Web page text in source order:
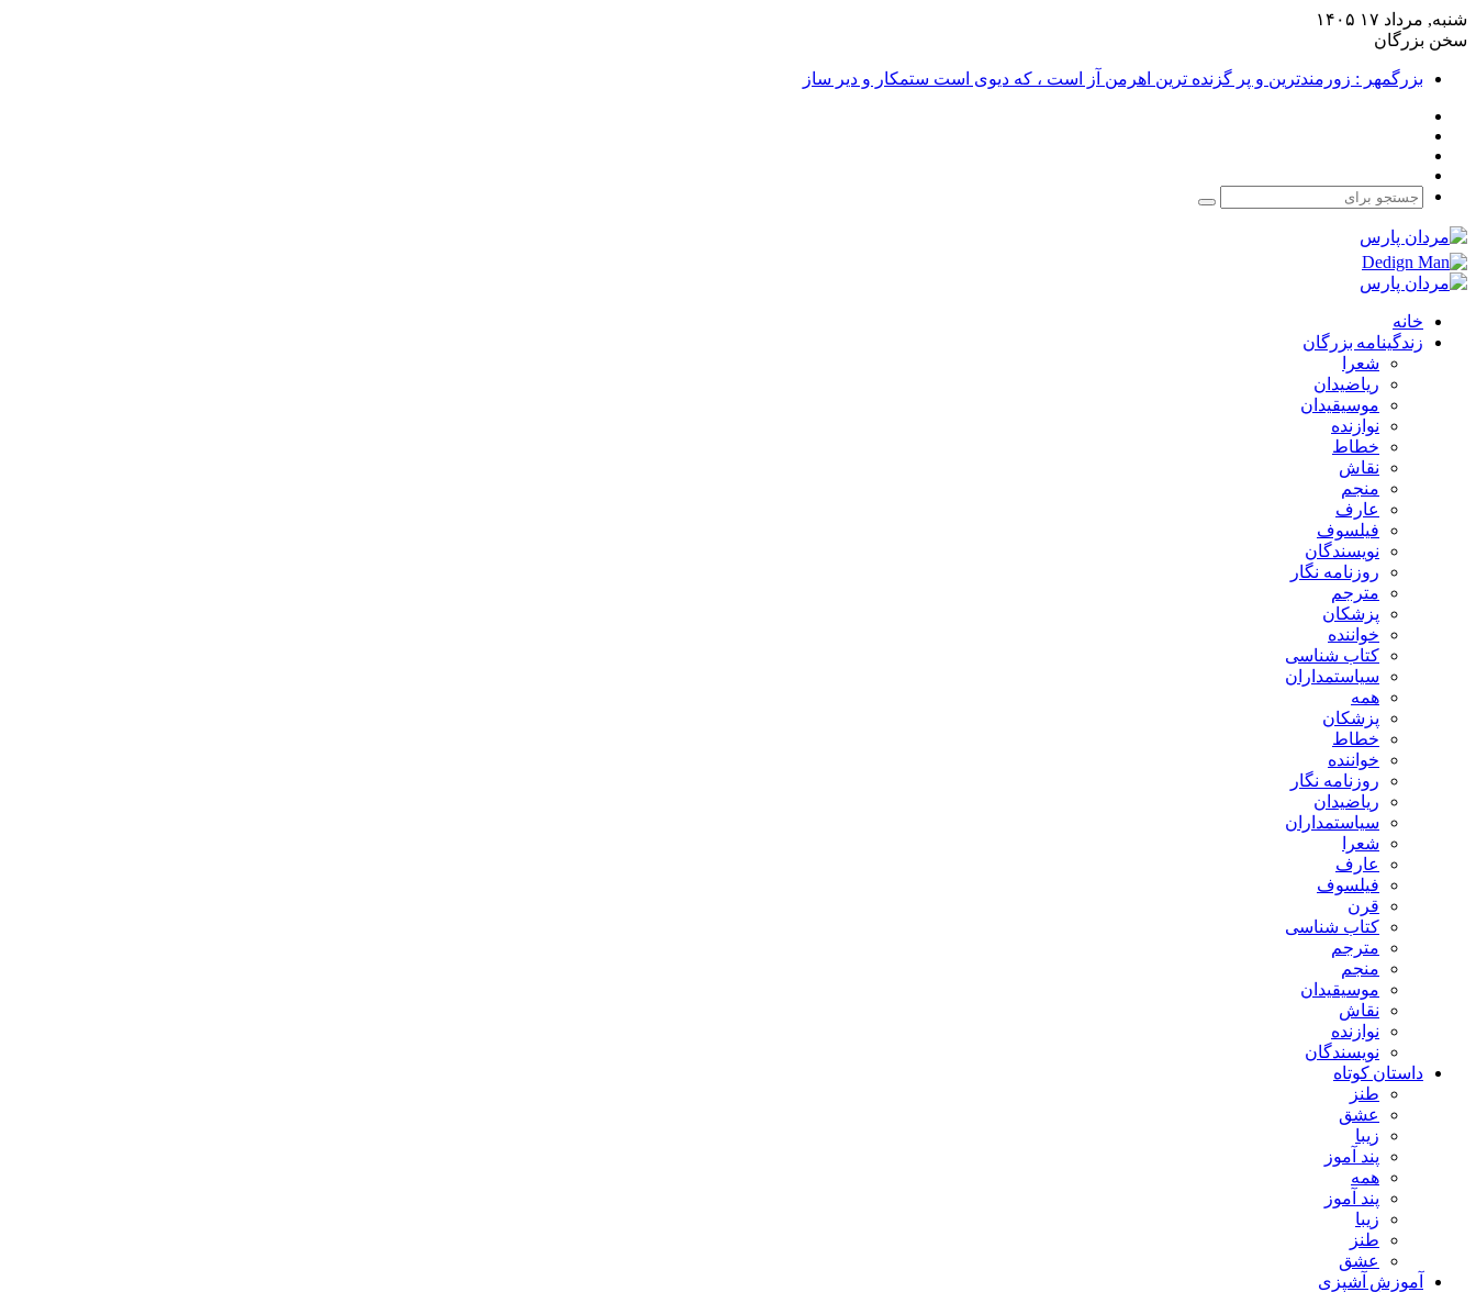
شنبه, مرداد ۱۷ ۱۴۰۵
سخن بزرگان
بزرگمهر : زورمندترین و پر گزنده ترین اهرمن آز است ، که دیوی است ستمکار و دیر ساز
جستجو
خانه
زندگینامه بزرگان
شعرا
ریاضیدان
موسیقیدان
نوازنده
خطاط
نقاش
منجم
عارف
فیلسوف
نویسندگان
روزنامه نگار
مترجم
پزشکان
خواننده
کتاب شناسی
سیاستمداران
همه
پزشکان
خطاط
خواننده
روزنامه نگار
ریاضیدان
سیاستمداران
شعرا
عارف
فیلسوف
قرن
کتاب شناسی
مترجم
منجم
موسیقیدان
نقاش
نوازنده
نویسندگان
داستان کوتاه
طنز
عشق
زیبا
پند آموز
همه
پند آموز
زیبا
طنز
عشق
آموزش آشپزی